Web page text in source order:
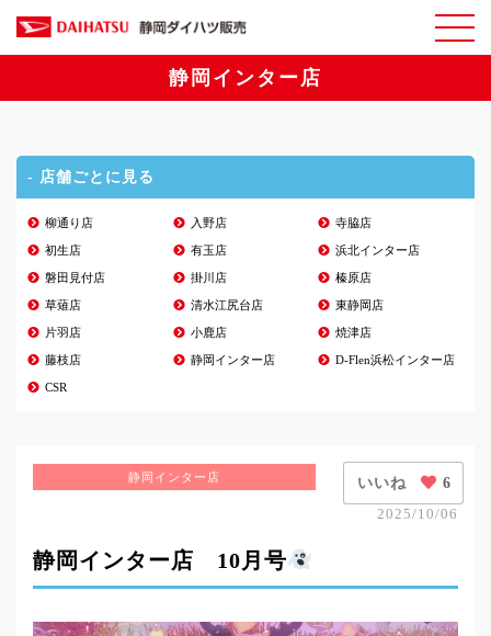
静岡インター店
- 店舗ごとに見る
柳通り店 入野店 寺脇店
初生店 有玉店 浜北インター店
磐田見付店 掛川店 榛原店
草薙店 清水江尻台店 東静岡店
片羽店 小鹿店 焼津店
藤枝店 静岡インター店 D-Flen浜松インター店
CSR
いいね 6
静岡インター店
2025/10/06
静岡インター店 10月号